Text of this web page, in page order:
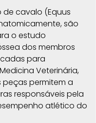
cavalo (Equus
são
o estudo
dos membros
para
Veterinária,
peças permitem a
responsáveis pela
atlético do